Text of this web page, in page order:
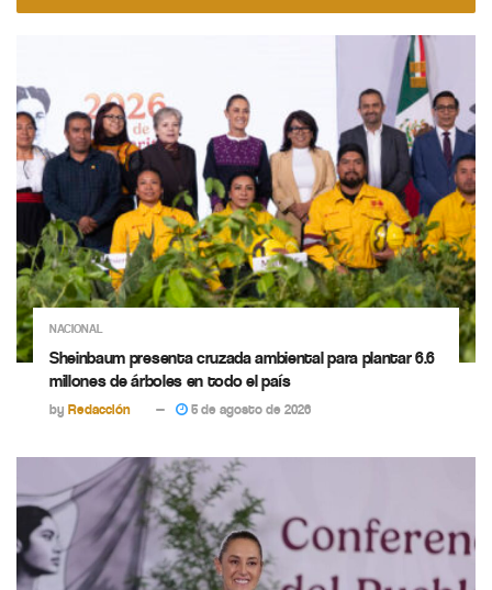
NACIONAL
Sheinbaum presenta cruzada ambiental para plantar 6.6
millones de árboles en todo el país
by Redacción 5 de agosto de 2026